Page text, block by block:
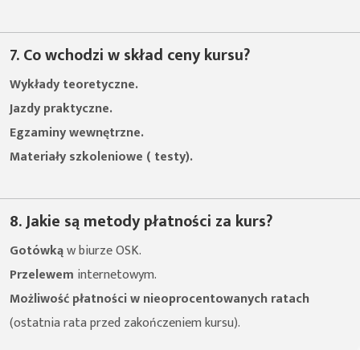
7. Co wchodzi w skład ceny kursu?
Wykłady teoretyczne.
Jazdy praktyczne.
Egzaminy wewnętrzne.
Materiały szkoleniowe ( testy).
8. Jakie są metody płatności za kurs?
Gotówkąw biurze OSK.
Przelewem internetowym.
Możliwość płatności w nieoprocentowanych ratach
(ostatnia rata przed zakończeniem kursu).